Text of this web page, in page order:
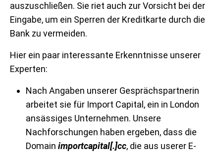
auszuschließen. Sie riet auch zur Vorsicht bei der
Eingabe, um ein Sperren der Kreditkarte durch die
Bank zu vermeiden.
Hier ein paar interessante Erkenntnisse unserer
Experten:
Nach Angaben unserer Gesprächspartnerin
arbeitet sie für Import Capital, ein in London
ansässiges Unternehmen. Unsere
Nachforschungen haben ergeben, dass die
Domain importcapital[.]cc, die aus userer E-